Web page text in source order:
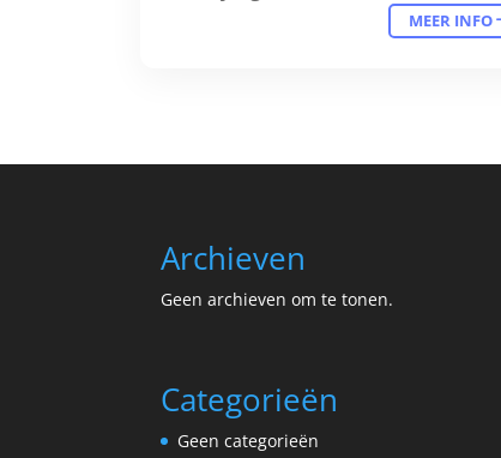
MEER INFO
Archieven
Geen archieven om te tonen.
Categorieën
Geen categorieën